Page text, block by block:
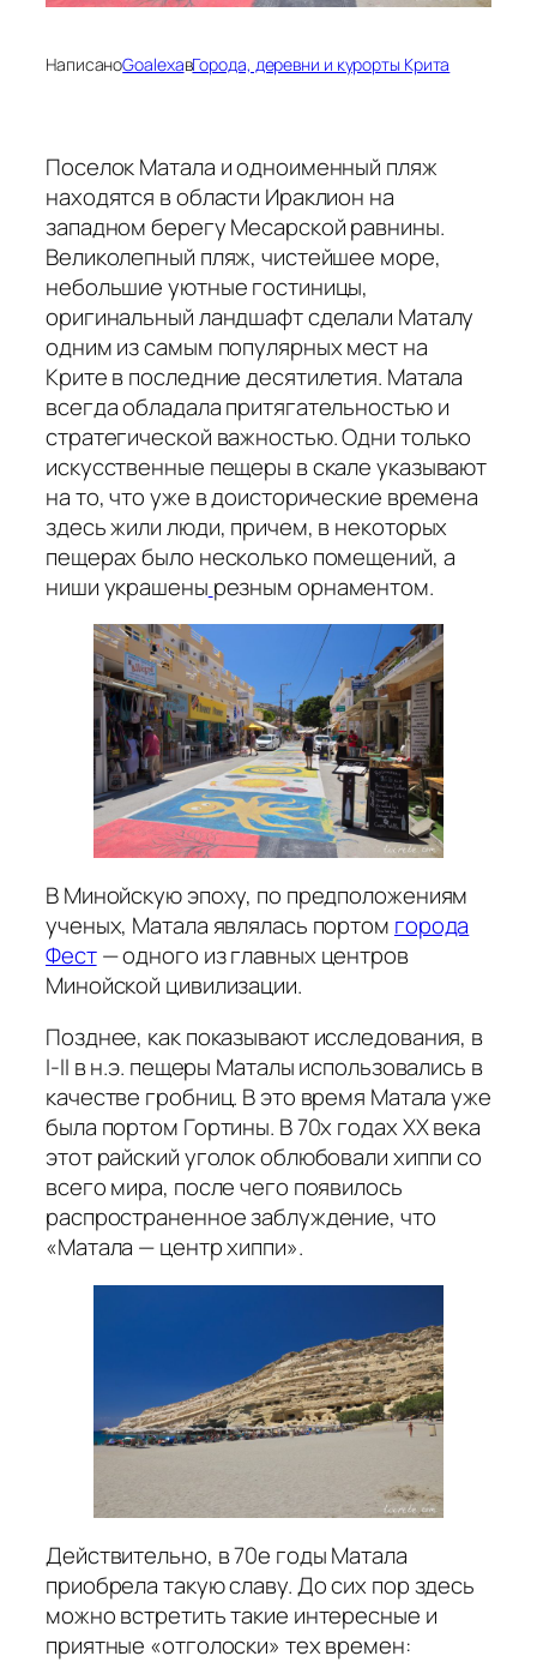
НаписаноGoalexaвГорода, деревни и курорты Крита
Поселок Матала и одноименный пляж
находятся в области Ираклион на
западном берегу Месарской равнины.
Великолепный пляж, чистейшее море,
небольшие уютные гостиницы,
оригинальный ландшафт сделали Маталу
одним из самым популярных мест на
Крите в последние десятилетия. Матала
всегда обладала притягательностью и
стратегической важностью. Одни только
искусственные пещеры в скале указывают
на то, что уже в доисторические времена
здесь жили люди, причем, в некоторых
пещерах было несколько помещений, а
ниши украшены резным орнаментом.
В Минойскую эпоху, по предположениям
ученых, Матала являлась портом города
Фест— одного из главных центров
Минойской цивилизации.
Позднее, как показывают исследования, в
I-II в н.э. пещеры Маталы использовались в
качестве гробниц. В это время Матала уже
была портом Гортины. В 70х годах XX века
этот райский уголок облюбовали хиппи со
всего мира, после чего появилось
распространенное заблуждение, что
«Матала — центр хиппи».
Действительно, в 70е годы Матала
приобрела такую славу. До сих пор здесь
можно встретить такие интересные и
приятные «отголоски» тех времен: